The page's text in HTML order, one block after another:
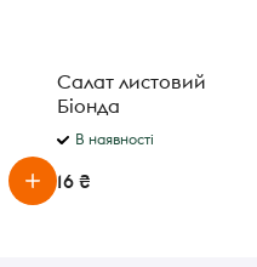
Салат листовий Лолло
Біонда
В наявності
16 ₴